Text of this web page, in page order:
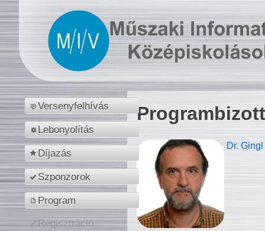
Versenyfelhívás
Lebonyolítás
Díjazás
Szponzorok
Program
Regisztráció
Dr.